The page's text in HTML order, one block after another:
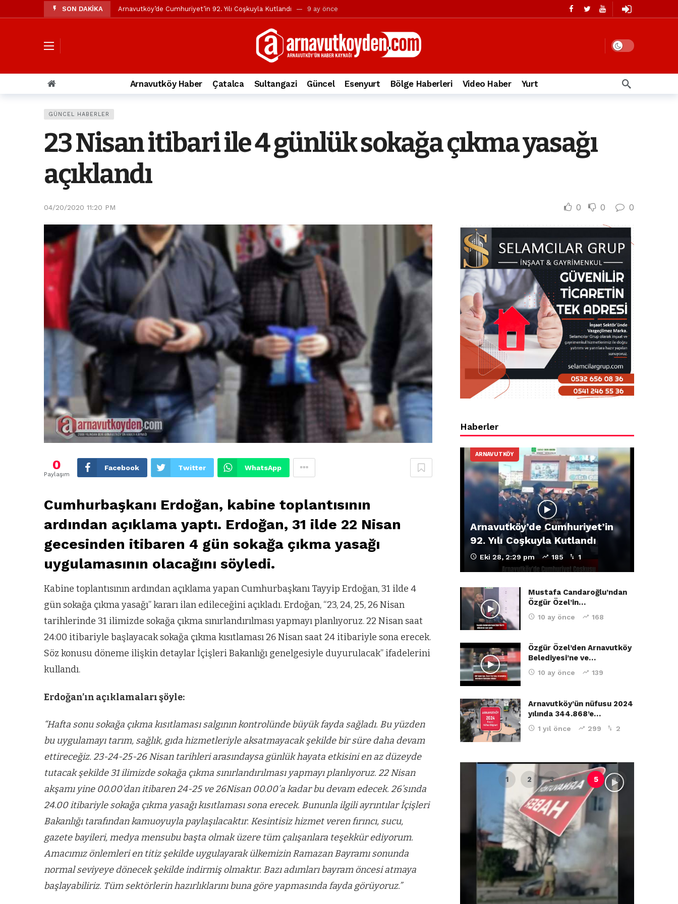
SON DAKİKA Arnavutköy’de Cumhuriyet’in 92. Yılı Coşkuyla Kutlandı 9 ay önce
Özgür Özel’den Arnavutköy Belediyesi’ne ve Mustafa Candaroğlu’na yönelik suçlamalar 10 ay önce
Arnavutköy’ün nüfusu 2024 yılında 344.868’e ulaştı 1 yıl önce
Arnavutköy Taşoluk’ta seyir halindeki otomobil alev alev yandı. 2 yıl önce
Arnavutköy İmrahor Mahallesi sakinleri protesto gösterisi düzenledi 2 yıl önce
İstanbul Havalimanı yolundaki kazada, taksideki yolcu öldü 3 yıl önce
Arnavutkoy Belediyesi’ne su baskını tepkisi 3 yıl önce
Arnavutköy Haber Çatalca Sultangazi Güncel Esenyurt Bölge Haberleri Video Haber Yurt
GÜNCEL HABERLER
23 Nisan itibari ile 4 günlük sokağa çıkma yasağı
açıklandı
04/20/2020 11:20 PM 0 0 0
0
Paylaşım
Facebook Twitter WhatsApp
Cumhurbaşkanı Erdoğan, kabine toplantısının
ardından açıklama yaptı. Erdoğan, 31 ilde 22 Nisan
gecesinden itibaren 4 gün sokağa çıkma yasağı
uygulamasının olacağını söyledi.
Kabine toplantısının ardından açıklama yapan Cumhurbaşkanı Tayyip Erdoğan, 31 ilde 4
gün sokağa çıkma yasağı” kararı ilan edileceğini açıkladı. Erdoğan, “23, 24, 25, 26 Nisan
tarihlerinde 31 ilimizde sokağa çıkma sınırlandırılması yapmayı planlıyoruz. 22 Nisan saat
24:00 itibariyle başlayacak sokağa çıkma kısıtlaması 26 Nisan saat 24 itibariyle sona erecek.
Söz konusu döneme ilişkin detaylar İçişleri Bakanlığı genelgesiyle duyurulacak” ifadelerini
kullandı.
Erdoğan’ın açıklamaları şöyle:
“Hafta sonu sokağa çıkma kısıtlaması salgının kontrolünde büyük fayda sağladı. Bu yüzden
bu uygulamayı tarım, sağlık, gıda hizmetleriyle aksatmayacak şekilde bir süre daha devam
ettireceğiz. 23-24-25-26 Nisan tarihleri arasındaysa günlük hayata etkisini en az düzeyde
tutacak şekilde 31 ilimizde sokağa çıkma sınırlandırılması yapmayı planlıyoruz. 22 Nisan
akşamı yine 00.00’dan itibaren 24-25 ve 26Nisan 00.00’a kadar bu devam edecek. 26’sında
24.00 itibariyle sokağa çıkma yasağı kısıtlaması sona erecek. Bununla ilgili ayrıntılar İçişleri
Bakanlığı tarafından kamuoyuyla paylaşılacaktır. Kesintisiz hizmet veren fırıncı, sucu,
gazete bayileri, medya mensubu başta olmak üzere tüm çalışanlara teşekkür ediyorum.
Amacımız önlemleri en titiz şekilde uygulayarak ülkemizin Ramazan Bayramı sonunda
normal seviyeye dönecek şekilde indirmiş olmaktır. Bazı adımları bayram öncesi atmaya
başlayabiliriz. Tüm sektörlerin hazırlıklarını buna göre yapmasında fayda görüyoruz.”
Haberler
ARNAVUTKÖY
Arnavutköy’de Cumhuriyet’in
92. Yılı Coşkuyla Kutlandı
Eki 28, 2:29 pm 185 1
Mustafa Candaroğlu’ndan
Özgür Özel’in…
10 ay önce 168
Özgür Özel’den Arnavutköy
Belediyesi’ne ve…
10 ay önce 139
Arnavutköy’ün nüfusu 2024
yılında 344.868’e…
1 yıl önce 299 2